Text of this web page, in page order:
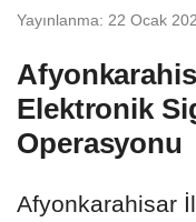
Yayınlanma: 22 Ocak
Elektronik
Operasyonu
Afyonkarahisar